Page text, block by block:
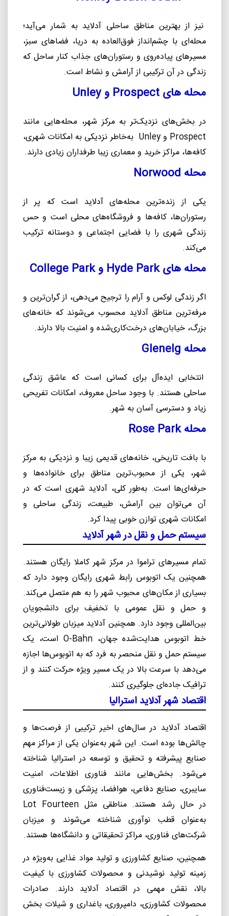
نیز از بهترین مناطق ساحلی آدلاید به شمار می‌آید؛
محله‌ای با چشم‌انداز فوق‌العاده به دریا، فضاهای سبز،
مسیرهای پیاده‌روی و رستوران‌های جذاب کنار ساحل که
زندگی در آن ترکیبی از آرامش و نشاط است.
محله های Prospect وUnley
در بخش‌های نزدیک‌تر به مرکز شهر، محله‌هایی مانند
Prospect وUnley به‌خاطر نزدیکی به امکانات شهری،
کافه‌ها، مراکز خرید و معماری زیبا طرفداران زیادی دارند.
محله Norwood
یکی از زنده‌ترین محله‌های آدلاید است که پر از
رستوران‌ها، کافه‌ها و فروشگاه‌های محلی است و حس
زندگی شهری را با فضایی اجتماعی و دوستانه ترکیب
می‌کند.
محله هایHyde Park وCollege Park
اگر زندگی لوکس و آرام را ترجیح می‌دهی، از گران‌ترین و
مرفه‌ترین مناطق آدلاید محسوب می‌شوند که خانه‌های
بزرگ، خیابان‌های درخت‌کاری‌شده و امنیت بالا دارند.
محله Glenelg
انتخابی ایده‌آل برای کسانی است که عاشق زندگی
ساحلی هستند. با وجود ساحل معروف، امکانات تفریحی
زیاد و دسترسی آسان به شهر.
محلهRose Park
با بافت تاریخی، خانه‌های قدیمی زیبا و نزدیکی به مرکز
شهر، یکی از محبوب‌ترین مناطق برای خانواده‌ها و
حرفه‌ای‌ها است. به‌طور کلی، آدلاید شهری است که در
آن می‌توان بین آرامش، طبیعت، زندگی ساحلی و
امکانات شهری توازن خوبی پیدا کرد.
سیستم حمل و نقل در شهر آدلاید
تمام مسیرهای تراموا در مرکز شهر کاملا رایگان هستند.
همچنین یک اتوبوس رابط شهری رایگان وجود دارد که
بسیاری از مکان‌های محبوب شهر را به هم متصل می‌کند.
و حمل و نقل عمومی با تخفیف برای دانشجویان
بین‌المللی وجود دارد. همچنین آدلاید میزبان طولانی‌ترین
خط اتوبوس هدایت‌شده جهان،O-Bahn است، یک
سیستم حمل و نقل منحصر به فرد که به اتوبوس‌ها اجازه
می‌دهد با سرعت بالا در یک مسیر ویژه حرکت کنند و از
ترافیک جاده‌ای جلوگیری کنند.
اقتصاد شهر آدلاید استرالیا
اقتصاد آدلاید در سال‌های اخیر ترکیبی از فرصت‌ها و
چالش‌ها بوده است. این شهر به‌عنوان یکی از مراکز مهم
صنایع پیشرفته و تحقیق و توسعه در استرالیا شناخته
می‌شود. بخش‌هایی مانند فناوری اطلاعات، امنیت
سایبری، صنایع دفاعی، هوافضا، پزشکی و زیست‌فناوری
در حال رشد هستند. مناطقی مثلLot Fourteen
به‌عنوان قطب نوآوری شناخته می‌شوند و میزبان
شرکت‌های فناوری، مراکز تحقیقاتی و دانشگاه‌ها هستند.
همچنین، صنایع کشاورزی و تولید مواد غذایی به‌ویژه در
زمینه تولید نوشیدنی و محصولات کشاورزی با کیفیت
بالا، نقش مهمی در اقتصاد آدلاید دارند. صادرات
محصولات کشاورزی، دامپروری، باغداری و شیلات بخش